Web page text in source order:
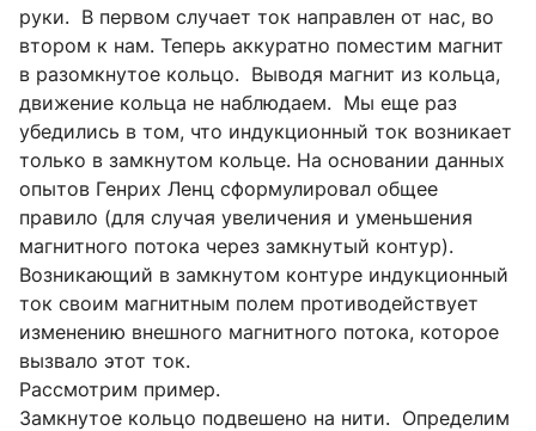
руки. В первом случает ток направлен от нас, во
втором к нам. Теперь аккуратно поместим магнит
в разомкнутое кольцо. Выводя магнит из кольца,
движение кольца не наблюдаем. Мы еще раз
убедились в том, что индукционный ток возникает
только в замкнутом кольце. На основании данных
опытов Генрих Ленц сформулировал общее
правило (для случая увеличения и уменьшения
магнитного потока через замкнутый контур).
Возникающий в замкнутом контуре индукционный
ток своим магнитным полем противодействует
изменению внешного магнитного потока, которое
вызвало этот ток.
Рассмотрим пример.
Замкнутое кольцо подвешено на нити. Определим